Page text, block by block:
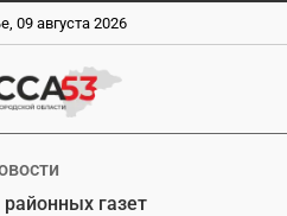
09 августа 2026
газет